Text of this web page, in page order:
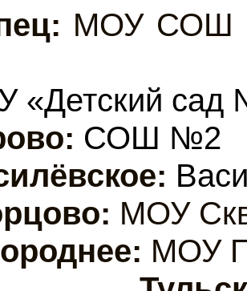
МОУ
«Детский сад
СОШ №2
МОУ
МОУ